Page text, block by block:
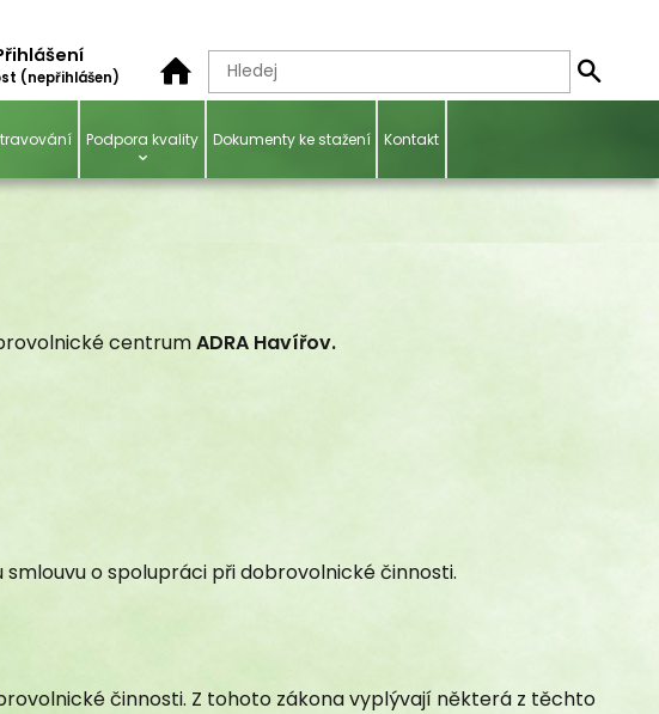
(nepřihlášen)
Podpora kvality Dokumenty ke stažení Kontakt
centrumADRA Havířov.
o spolupráci při dobrovolnické činnosti.
činnosti. Z tohoto zákona vyplývají některá z těchto